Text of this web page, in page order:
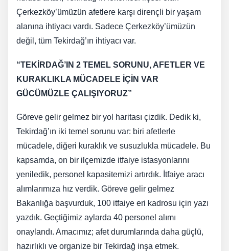
Çerkezköy’ümüzün afetlere karşı dirençli bir yaşam
alanına ihtiyacı vardı. Sadece Çerkezköy’ümüzün
değil, tüm Tekirdağ’ın ihtiyacı var.
“TEKİRDAĞ’IN 2 TEMEL SORUNU, AFETLER VE
KURAKLIKLA MÜCADELE İÇİN VAR
GÜCÜMÜZLE ÇALIŞIYORUZ”
Göreve gelir gelmez bir yol haritası çizdik. Dedik ki,
Tekirdağ’ın iki temel sorunu var: biri afetlerle
mücadele, diğeri kuraklık ve susuzlukla mücadele. Bu
kapsamda, on bir ilçemizde itfaiye istasyonlarını
yeniledik, personel kapasitemizi artırdık. İtfaiye aracı
alımlarımıza hız verdik. Göreve gelir gelmez
Bakanlığa başvurduk, 100 itfaiye eri kadrosu için yazı
yazdık. Geçtiğimiz aylarda 40 personel alımı
onaylandı. Amacımız; afet durumlarında daha güçlü,
hazırlıklı ve organize bir Tekirdağ inşa etmek.